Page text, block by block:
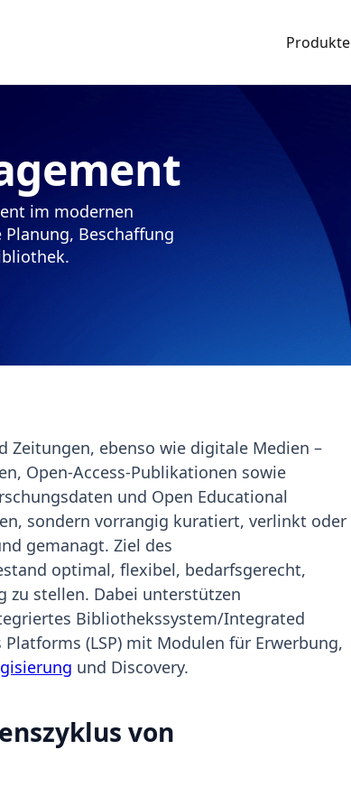
Produkte
im modernen
Beschaffung
Zeitungen, ebenso wie digitale Medien –
Open-Access-Publikationen sowie
und Open Educational
sondern vorrangig kuratiert, verlinkt oder
gemanagt. Ziel des
optimal, flexibel, bedarfsgerecht,
stellen. Dabei unterstützen
Bibliothekssystem/Integrated
(LSP) mit Modulen für Erwerbung,
und Discovery.
von